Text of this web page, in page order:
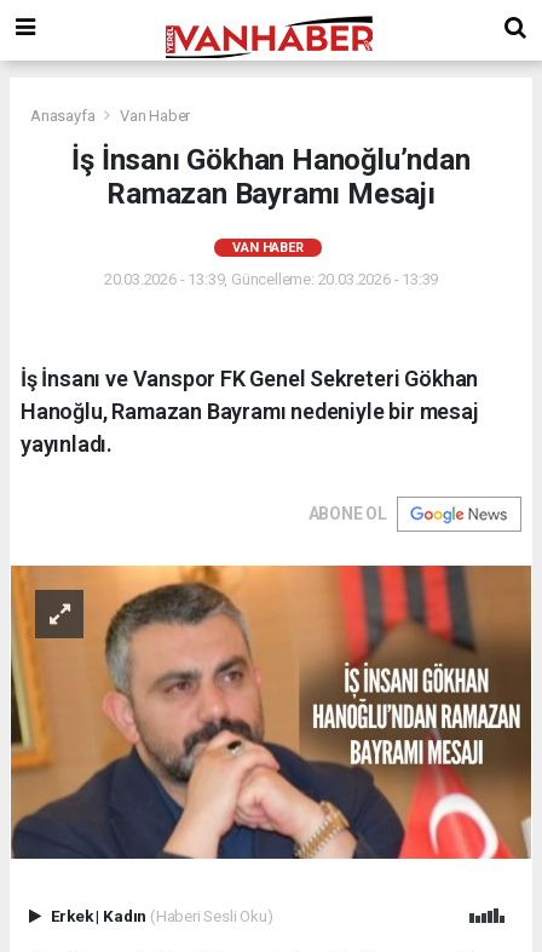
Anasayfa Van Haber
İş İnsanı Gökhan Hanoğlu’ndan
Ramazan Bayramı Mesajı
VAN HABER
20.03.2026 - 13:39, Güncelleme: 20.03.2026 - 13:39
İş İnsanı ve Vanspor FK Genel Sekreteri Gökhan
Hanoğlu, Ramazan Bayramı nedeniyle bir mesaj
yayınladı.
ABONE OL
Erkek| Kadın (Haberi Sesli Oku)